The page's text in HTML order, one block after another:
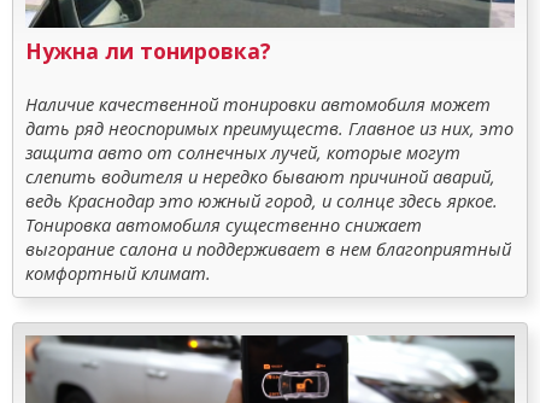
Нужна ли тонировка?
Наличие качественной тонировки автомобиля может
дать ряд неоспоримых преимуществ. Главное из них, это
защита авто от солнечных лучей, которые могут
слепить водителя и нередко бывают причиной аварий,
ведь Краснодар это южный город, и солнце здесь яркое.
Тонировка автомобиля существенно снижает
выгорание салона и поддерживает в нем благоприятный
комфортный климат.